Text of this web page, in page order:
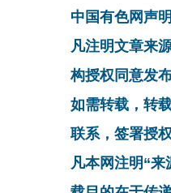
中国有色网声
凡注明文章来
构授权同意发
如需转载，转
联系，签署授
凡本网注明“